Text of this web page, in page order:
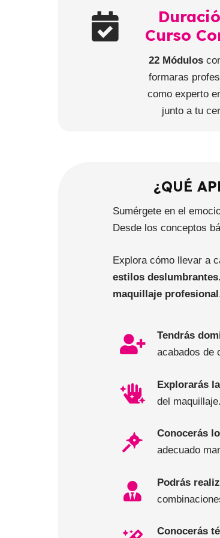
Curso
22 Módulos
formaras
como experto
junto a tu
¿QUÉ
Sumérgete en el
Desde los conceptos
Explora cómo llevar a
estilos deslumbrantes
maquillaje profesional
Tendrás
acabados de
Explorarás
del maquillaje.
Conocerás
adecuado
Podrás
Conocerás